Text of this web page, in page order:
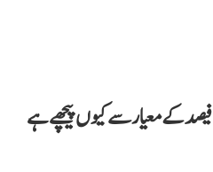
تعلیم پر کم خرچ، یونیسکو کے 15 فیصد کے معیار سے کیوں پیچھے ہے